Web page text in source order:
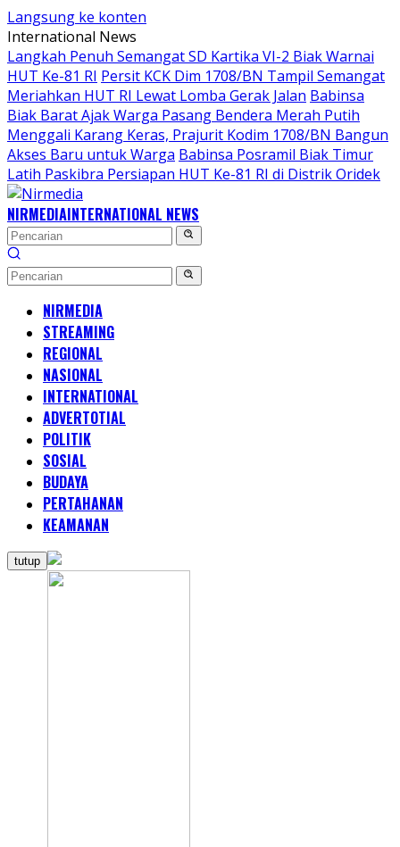
Langsung ke konten
International News
Langkah Penuh Semangat SD Kartika VI-2 Biak Warnai
HUT Ke-81 RI Persit KCK Dim 1708/BN Tampil Semangat
Meriahkan HUT RI Lewat Lomba Gerak Jalan Babinsa
Biak Barat Ajak Warga Pasang Bendera Merah Putih
Menggali Karang Keras, Prajurit Kodim 1708/BN Bangun
Akses Baru untuk Warga Babinsa Posramil Biak Timur
Latih Paskibra Persiapan HUT Ke-81 RI di Distrik Oridek
NIRMEDIAINTERNATIONAL NEWS
NIRMEDIA
STREAMING
REGIONAL
NASIONAL
INTERNATIONAL
ADVERTOTIAL
POLITIK
SOSIAL
BUDAYA
PERTAHANAN
KEAMANAN
tutup